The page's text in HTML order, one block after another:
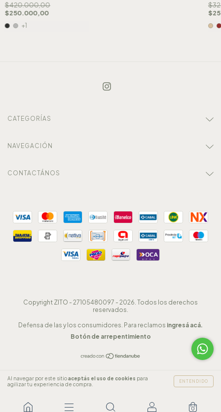
Al navegar por este sitioaceptás el uso de cookies para
agilizar tu experiencia de compra.
ENTENDIDO
0
$420.000,00
$250.000,00
+1
CATEGORÍAS
NAVEGACIÓN
CONTACTÁNOS
Copyright ZITO - 27105480097 - 2026. Todos los derechos
reservados.
Defensa de las y los consumidores. Para reclamos ingresá acá.
Botón de arrepentimiento